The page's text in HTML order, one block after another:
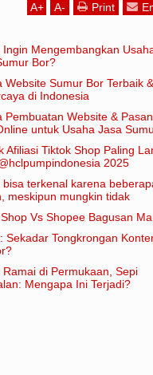
A+ A- Print
Ingin Mengembangkan
Bor?
Website Sumur Bor Terbaik &
di Indonesia
Pembuatan Website &
untuk Usaha Jasa
Afiliasi Tiktok Shop Paling
2025
bisa terkenal karena
meskipun mungkin tidak
Vs Shopee Bagusan
Sekadar Tongkrongan
Ramai di Permukaan, Sepi
Mengapa Ini Terjadi?